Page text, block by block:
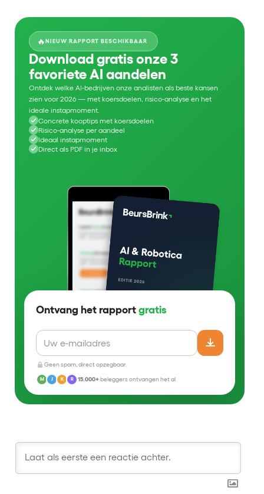
🔥NIEUW RAPPORT BESCHIKBAAR
Download gratis onze 3
favoriete AI aandelen
Ontdek welke AI-bedrijven onze analisten als beste kansen
zien voor 2026 — met koersdoelen, risico-analyse en het
ideale instapmoment.
Concrete kooptips met koersdoelen
Risico-analyse per aandeel
Ideaal instapmoment
Direct als PDF in je inbox
Ontvang het rapport gratis
Geen spam, direct opzegbaar.
M J K R 15.000+beleggers ontvangen het al